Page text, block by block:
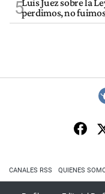
5Luis Juez sobre la
perdimos, no
CANALES RSS QUIENES